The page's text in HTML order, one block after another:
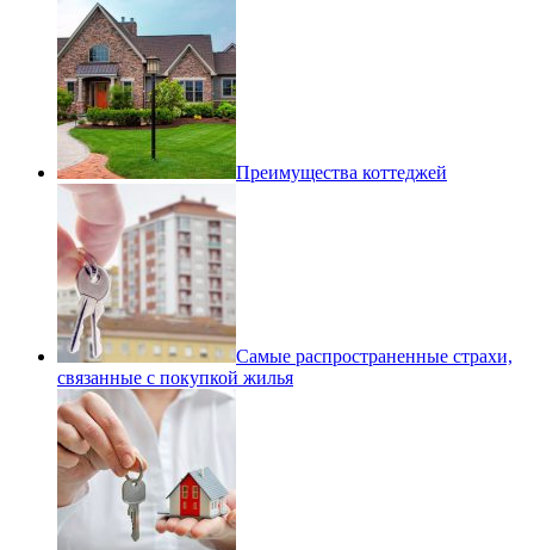
Преимущества коттеджей
Самые распространенные страхи,
связанные с покупкой жилья